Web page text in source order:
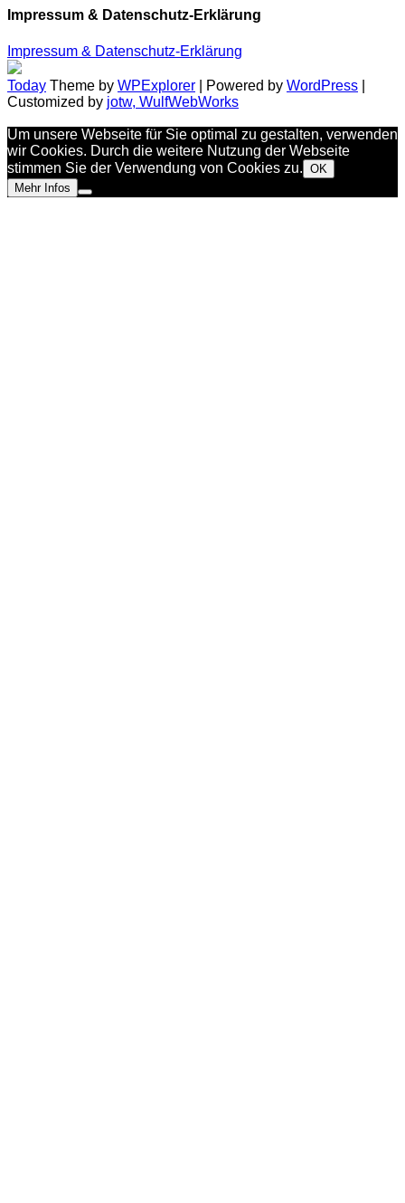
Impressum & Datenschutz-Erklärung
Impressum & Datenschutz-Erklärung
Today Theme by WPExplorer | Powered by WordPress
Customized by jotw, WulfWebWorks
Um unsere Webseite für Sie optimal zu gestalten, verwenden
wir Cookies. Durch die weitere Nutzung der Webseite
stimmen Sie der Verwendung von Cookies zu. OK
Mehr Infos